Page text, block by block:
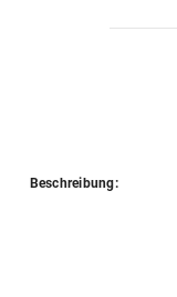
Beschreibung: